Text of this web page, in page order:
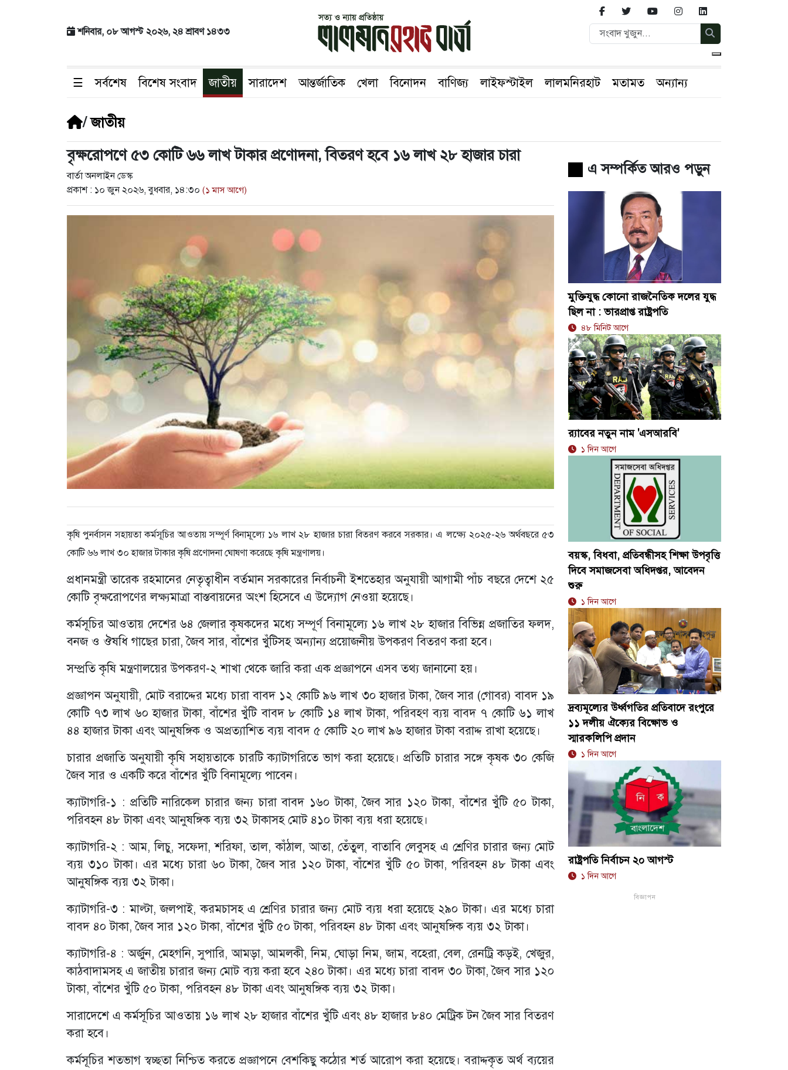
শনিবার, ০৮ আগস্ট ২০২৬, ২৪ শ্রাবণ ১৪৩৩
☰ সর্বশেষ বিশেষ সংবাদ জাতীয় সারাদেশ আন্তর্জাতিক খেলা বিনোদন বাণিজ্য লাইফস্টাইল লালমনিরহাট মতামত অন্যান্য
/জাতীয়
বৃক্ষরোপণে ৫৩ কোটি ৬৬ লাখ টাকার প্রণোদনা, বিতরণ হবে ১৬ লাখ ২৮ হাজার চারা
বার্তা অনলাইন ডেস্ক
প্রকাশ : ১০ জুন ২০২৬, বুধবার, ১৪:৩০ (১ মাস আগে)
কৃষি পুনর্বাসন সহায়তা কর্মসূচির আওতায় সম্পূর্ণ বিনামূল্যে ১৬ লাখ ২৮ হাজার চারা বিতরণ করবে সরকার। এ লক্ষ্যে ২০২৫-২৬ অর্থবছরে ৫৩
কোটি ৬৬ লাখ ৩০ হাজার টাকার কৃষি প্রণোদনা ঘোষণা করেছে কৃষি মন্ত্রণালয়।
প্রধানমন্ত্রী তারেক রহমানের নেতৃত্বাধীন বর্তমান সরকারের নির্বাচনী ইশতেহার অনুযায়ী আগামী পাঁচ বছরে দেশে ২৫
কোটি বৃক্ষরোপণের লক্ষ্যমাত্রা বাস্তবায়নের অংশ হিসেবে এ উদ্যোগ নেওয়া হয়েছে।
কর্মসূচির আওতায় দেশের ৬৪ জেলার কৃষকদের মধ্যে সম্পূর্ণ বিনামূল্যে ১৬ লাখ ২৮ হাজার বিভিন্ন প্রজাতির ফলদ,
বনজ ও ঔষধি গাছের চারা, জৈব সার, বাঁশের খুঁটিসহ অন্যান্য প্রয়োজনীয় উপকরণ বিতরণ করা হবে।
সম্প্রতি কৃষি মন্ত্রণালয়ের উপকরণ-২ শাখা থেকে জারি করা এক প্রজ্ঞাপনে এসব তথ্য জানানো হয়।
প্রজ্ঞাপন অনুযায়ী, মোট বরাদ্দের মধ্যে চারা বাবদ ১২ কোটি ৯৬ লাখ ৩০ হাজার টাকা, জৈব সার (গোবর) বাবদ ১৯
কোটি ৭৩ লাখ ৬০ হাজার টাকা, বাঁশের খুঁটি বাবদ ৮ কোটি ১৪ লাখ টাকা, পরিবহণ ব্যয় বাবদ ৭ কোটি ৬১ লাখ
৪৪ হাজার টাকা এবং আনুষঙ্গিক ও অপ্রত্যাশিত ব্যয় বাবদ ৫ কোটি ২০ লাখ ৯৬ হাজার টাকা বরাদ্দ রাখা হয়েছে।
চারার প্রজাতি অনুযায়ী কৃষি সহায়তাকে চারটি ক্যাটাগরিতে ভাগ করা হয়েছে। প্রতিটি চারার সঙ্গে কৃষক ৩০ কেজি
জৈব সার ও একটি করে বাঁশের খুঁটি বিনামূল্যে পাবেন।
ক্যাটাগরি-১ : প্রতিটি নারিকেল চারার জন্য চারা বাবদ ১৬০ টাকা, জৈব সার ১২০ টাকা, বাঁশের খুঁটি ৫০ টাকা,
পরিবহন ৪৮ টাকা এবং আনুষঙ্গিক ব্যয় ৩২ টাকাসহ মোট ৪১০ টাকা ব্যয় ধরা হয়েছে।
ক্যাটাগরি-২ : আম, লিচু, সফেদা, শরিফা, তাল, কাঁঠাল, আতা, তেঁতুল, বাতাবি লেবুসহ এ শ্রেণির চারার জন্য মোট
ব্যয় ৩১০ টাকা। এর মধ্যে চারা ৬০ টাকা, জৈব সার ১২০ টাকা, বাঁশের খুঁটি ৫০ টাকা, পরিবহন ৪৮ টাকা এবং
আনুষঙ্গিক ব্যয় ৩২ টাকা।
ক্যাটাগরি-৩ : মাল্টা, জলপাই, করমচাসহ এ শ্রেণির চারার জন্য মোট ব্যয় ধরা হয়েছে ২৯০ টাকা। এর মধ্যে চারা
বাবদ ৪০ টাকা, জৈব সার ১২০ টাকা, বাঁশের খুঁটি ৫০ টাকা, পরিবহন ৪৮ টাকা এবং আনুষঙ্গিক ব্যয় ৩২ টাকা।
ক্যাটাগরি-৪ : অর্জুন, মেহগনি, সুপারি, আমড়া, আমলকী, নিম, ঘোড়া নিম, জাম, বহেরা, বেল, রেনট্রি কড়ই, খেজুর,
কাঠবাদামসহ এ জাতীয় চারার জন্য মোট ব্যয় করা হবে ২৪০ টাকা। এর মধ্যে চারা বাবদ ৩০ টাকা, জৈব সার ১২০
টাকা, বাঁশের খুঁটি ৫০ টাকা, পরিবহন ৪৮ টাকা এবং আনুষঙ্গিক ব্যয় ৩২ টাকা।
সারাদেশে এ কর্মসূচির আওতায় ১৬ লাখ ২৮ হাজার বাঁশের খুঁটি এবং ৪৮ হাজার ৮৪০ মেট্রিক টন জৈব সার বিতরণ
করা হবে।
কর্মসূচির শতভাগ স্বচ্ছতা নিশ্চিত করতে প্রজ্ঞাপনে বেশকিছু কঠোর শর্ত আরোপ করা হয়েছে। বরাদ্দকৃত অর্থ ব্যয়ের
এ সম্পর্কিত আরও পড়ুন
মুক্তিযুদ্ধ কোনো রাজনৈতিক দলের যুদ্ধ
ছিল না : ভারপ্রাপ্ত রাষ্ট্রপতি
৪৮ মিনিট আগে
র‍্যাবের নতুন নাম 'এসআরবি'
১ দিন আগে
বয়স্ক, বিধবা, প্রতিবন্ধীসহ শিক্ষা উপবৃত্তি
দিবে সমাজসেবা অধিদপ্তর, আবেদন
শুরু
১ দিন আগে
দ্রব্যমূল্যের উর্ধ্বগতির প্রতিবাদে রংপুরে
১১ দলীয় ঐক্যের বিক্ষোভ ও
স্মারকলিপি প্রদান
১ দিন আগে
রাষ্ট্রপতি নির্বাচন ২০ আগস্ট
১ দিন আগে
বিজ্ঞাপন